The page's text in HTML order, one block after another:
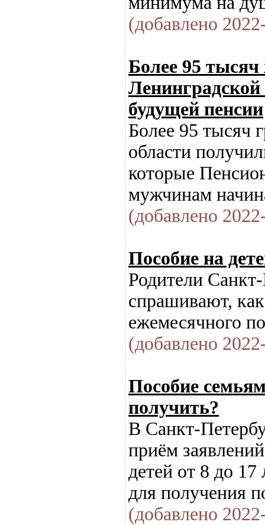
(добавлено
Более 95
будущей пенсии
Более 95 тысяч
области
которые
мужчинам
(добавлено
Пособие на
Родители
спрашивают,
ежемесячного
(добавлено
Пособие
получить?
В Санкт-
приём
детей от 8 до
для получения
(добавлено